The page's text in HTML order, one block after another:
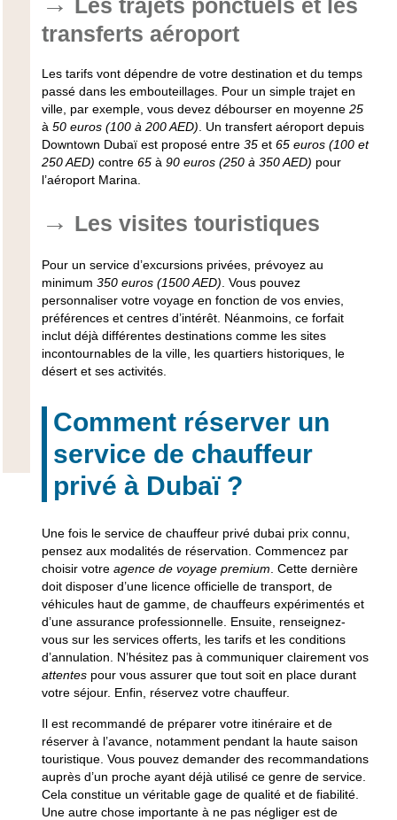
Les trajets ponctuels et les
transferts aéroport
Les tarifs vont dépendre de votre destination et du temps
passé dans les embouteillages. Pour un simple trajeten
ville, par exemple, vous devez débourser en moyenne 25
à 50 euros (100 à 200 AED). Un transfert aéroportdepuis
Downtown Dubaï est proposé entre 35et 65 euros (100 et
250 AED) contre 65à 90 euros (250 à 350 AED) pour
l’aéroport Marina.
Les visites touristiques
Pour un service d’excursions privées, prévoyez au
minimum 350 euros (1500 AED). Vous pouvez
personnaliservotre voyage en fonction de vos envies,
préférences et centres d’intérêt. Néanmoins, ce forfait
inclut déjà différentes destinations comme les sites
incontournables de la ville, les quartiers historiques, le
désert et ses activités.
Comment réserver un
service de chauffeur
privé à Dubaï ?
Une fois le service de chauffeur privé dubai prix connu,
pensez aux modalités de réservation. Commencez par
choisir votre agence de voyage premium. Cette dernière
doit disposer d’une licence officielle de transport, de
véhicules haut de gamme, de chauffeurs expérimentés et
d’une assurance professionnelle. Ensuite, renseignez-
vous sur les services offerts, les tarifs et les conditions
d’annulation. N’hésitez pas à communiquer clairement vos
attentespour vous assurer que tout soit en place durant
votre séjour. Enfin, réservez votre chauffeur.
Il est recommandé de préparer votre itinéraire et de
réserver à l’avance, notamment pendant la haute saison
touristique. Vous pouvez demander des recommandations
auprès d’un proche ayant déjà utilisé ce genre de service.
Cela constitue un véritable gage de qualité et de fiabilité.
Une autre chose importante à ne pas négliger est de